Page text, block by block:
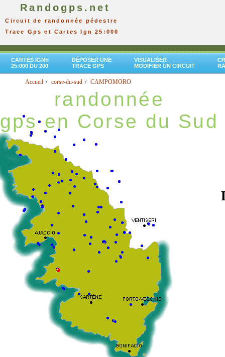
Randogps.net
Circuit de randonnée pédestre
Trace Gps et Cartes Ign 25:000
CARTES IGN®
25:000 DU 200
DÉPOSER UNE
TRACE GPS
VISUALISER
MODIFIER UN CIRCUIT
Accueil corse-du-sud CAMPOMORO
randonnée
gps en Corse du Sud